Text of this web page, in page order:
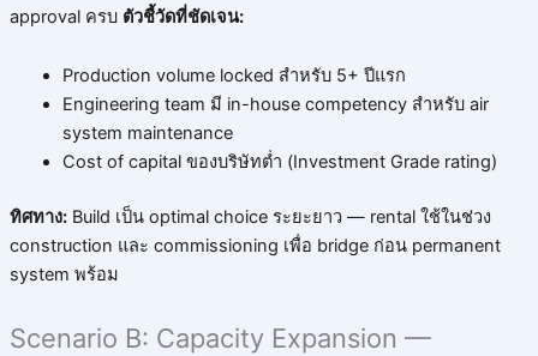
approval ครบ ตัวชี้วัดที่ชัดเจน:
Production volume locked สำหรับ 5+ ปีแรก
Engineering team มี in-house competency สำหรับ air
system maintenance
Cost of capital ของบริษัทต่ำ (Investment Grade rating)
ทิศทาง:Build เป็น optimal choice ระยะยาว — rental ใช้ในช่วง
construction และ commissioning เพื่อ bridge ก่อน permanent
system พร้อม
Scenario B: Capacity Expansion —